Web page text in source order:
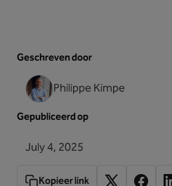
Geschreven door
Philippe Kimpe
Gepubliceerd op
July 4, 2025
Kopieer link